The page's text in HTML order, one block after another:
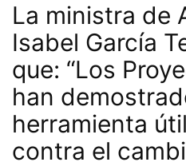
La ministra de
Isabel García
que: “Los
han
herramienta
contra el